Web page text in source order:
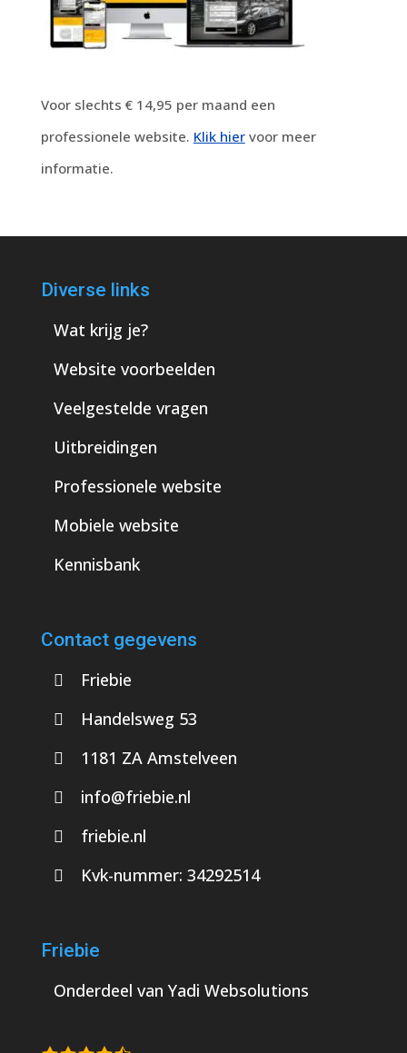
Voor slechts € 14,95 per maand een
professionele website. Klik hiervoor meer
informatie.
Diverse links
Wat krijg je?
Website voorbeelden
Veelgestelde vragen
Uitbreidingen
Professionele website
Mobiele website
Kennisbank
Contact gegevens
Friebie
Handelsweg 53
1181 ZA Amstelveen
info@friebie.nl
friebie.nl
Kvk-nummer: 34292514
Friebie
Onderdeel van Yadi Websolutions